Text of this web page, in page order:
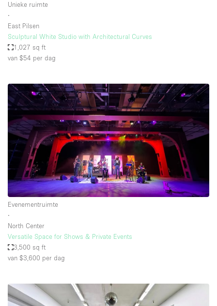
Unieke ruimte
∙
East Pilsen
Sculptural White Studio with Architectural Curves
1,027 sq ft
van $54 per dag
Evenementruimte
∙
North Center
Versatile Space for Shows & Private Events
3,500 sq ft
van $3,600 per dag